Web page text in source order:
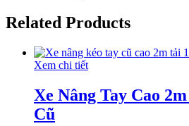
Related Products
Xem chi tiết
Xe Nâng Tay Cao
Cũ